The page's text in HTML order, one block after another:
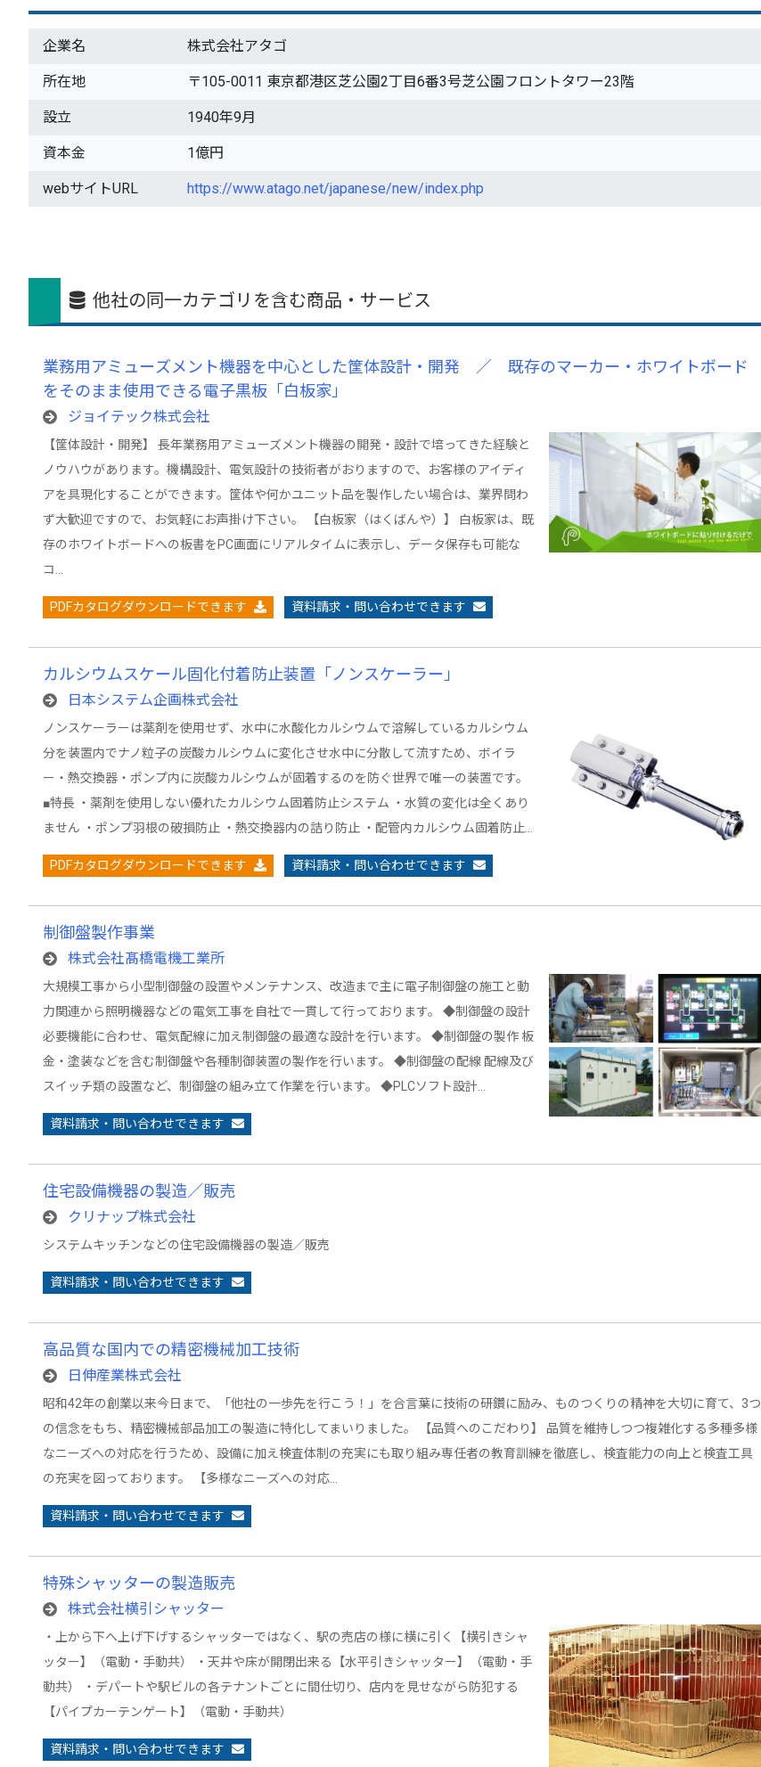
企業名 株式会社アタゴ
所在地 〒105-0011 東京都港区芝公園2丁目6番3号芝公園フロントタワー23階
設立 1940年9月
資本金 1億円
webサイトURL https://www.atago.net/japanese/new/index.php
他社の同一カテゴリを含む商品・サービス
業務用アミューズメント機器を中心とした筐体設計・開発 ／ 既存のマーカー・ホワイトボード
をそのまま使用できる電子黒板「白板家」
ジョイテック株式会社
【筐体設計・開発】 長年業務用アミューズメント機器の開発・設計で培ってきた経験と
ノウハウがあります。機構設計、電気設計の技術者がおりますので、お客様のアイディ
アを具現化することができます。筐体や何かユニット品を製作したい場合は、業界問わ
ず大歓迎ですので、お気軽にお声掛け下さい。 【白板家（はくばんや）】 白板家は、既
存のホワイトボードへの板書をPC画面にリアルタイムに表示し、データ保存も可能な
コ…
PDFカタログダウンロードできます 資料請求・問い合わせできます
カルシウムスケール固化付着防止装置「ノンスケーラー」
日本システム企画株式会社
ノンスケーラーは薬剤を使用せず、水中に水酸化カルシウムで溶解しているカルシウム
分を装置内でナノ粒子の炭酸カルシウムに変化させ水中に分散して流すため、ボイラ
ー・熱交換器・ポンプ内に炭酸カルシウムが固着するのを防ぐ世界で唯一の装置です。
■特長 ・薬剤を使用しない優れたカルシウム固着防止システム ・水質の変化は全くあり
ません ・ポンプ羽根の破損防止 ・熱交換器内の詰り防止 ・配管内カルシウム固着防止…
PDFカタログダウンロードできます 資料請求・問い合わせできます
制御盤製作事業
株式会社髙橋電機工業所
大規模工事から小型制御盤の設置やメンテナンス、改造まで主に電子制御盤の施工と動
力関連から照明機器などの電気工事を自社で一貫して行っております。 ◆制御盤の設計
必要機能に合わせ、電気配線に加え制御盤の最適な設計を行います。 ◆制御盤の製作 板
金・塗装などを含む制御盤や各種制御装置の製作を行います。 ◆制御盤の配線 配線及び
スイッチ類の設置など、制御盤の組み立て作業を行います。 ◆PLCソフト設計…
資料請求・問い合わせできます
住宅設備機器の製造／販売
クリナップ株式会社
システムキッチンなどの住宅設備機器の製造／販売
資料請求・問い合わせできます
高品質な国内での精密機械加工技術
日伸産業株式会社
昭和42年の創業以来今日まで、「他社の一歩先を行こう！」を合言葉に技術の研鑽に励み、ものつくりの精神を大切に育て、3つ
の信念をもち、精密機械部品加工の製造に特化してまいりました。 【品質へのこだわり】 品質を維持しつつ複雑化する多種多様
なニーズへの対応を行うため、設備に加え検査体制の充実にも取り組み専任者の教育訓練を徹底し、検査能力の向上と検査工具
の充実を図っております。 【多様なニーズへの対応…
資料請求・問い合わせできます
特殊シャッターの製造販売
株式会社横引シャッター
・上から下へ上げ下げするシャッターではなく、駅の売店の様に横に引く【横引きシャ
ッター】（電動・手動共） ・天井や床が開閉出来る【水平引きシャッター】（電動・手
動共） ・デパートや駅ビルの各テナントごとに間仕切り、店内を見せながら防犯する
【パイプカーテンゲート】（電動・手動共）
資料請求・問い合わせできます